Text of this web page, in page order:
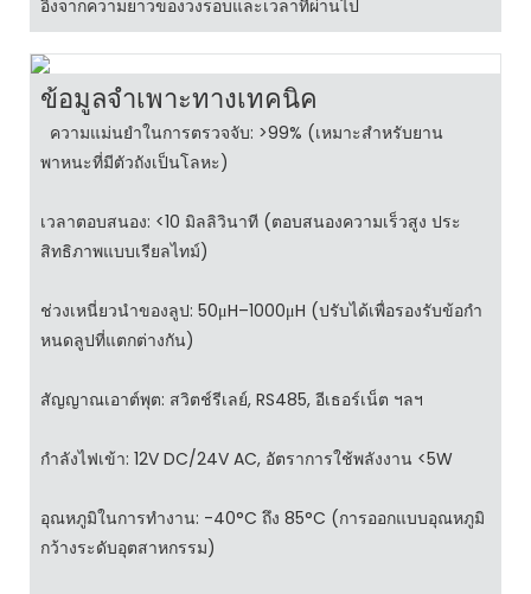
อิงจากความยาวของวงรอบและเวลาที่ผ่านไป
ข้อมูลจำเพาะทางเทคนิค
ความแม่นยำในการตรวจจับ: >99% (เหมาะสำหรับยาน
พาหนะที่มีตัวถังเป็นโลหะ)
เวลาตอบสนอง: <10 มิลลิวินาที (ตอบสนองความเร็วสูง ประ
สิทธิภาพแบบเรียลไทม์)
ช่วงเหนี่ยวนำของลูป: 50μH–1000μH (ปรับได้เพื่อรองรับข้อกำ
หนดลูปที่แตกต่างกัน)
สัญญาณเอาต์พุต: สวิตช์รีเลย์, RS485, อีเธอร์เน็ต ฯลฯ
กำลังไฟเข้า: 12V DC/24V AC, อัตราการใช้พลังงาน <5W
อุณหภูมิในการทำงาน: -40°C ถึง 85°C (การออกแบบอุณหภูมิ
กว้างระดับอุตสาหกรรม)